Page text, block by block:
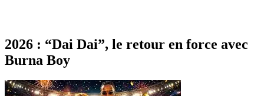
2026 : “Dai Dai”, le retour en force avec
Burna Boy